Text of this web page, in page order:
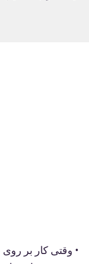
• وقتی کار بر روی